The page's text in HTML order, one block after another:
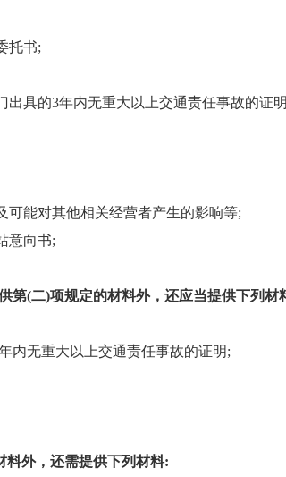
托书;
具的3年内无重大以上交通责任事故的证
可能对其他相关经营者产生的影响等;
意向书;
第(二)项规定的材料外，还应当提供下列材
内无重大以上交通责任事故的证明;
料外，还需提供下列材料: